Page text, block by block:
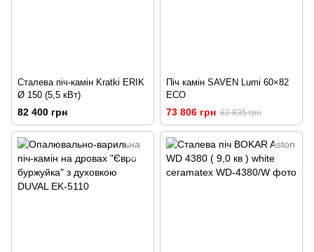
Сталева піч-камін Kratki ERIK
Ø 150 (5,5 кВт)
82 400 грн
Піч камін SAVEN Lumi 60×82
ECO
73 806 грн 82 835 грн